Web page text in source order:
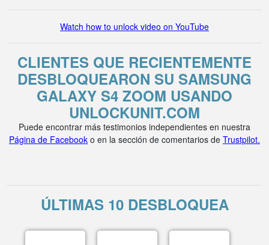
Watch how to unlock video on YouTube
CLIENTES QUE RECIENTEMENTE
DESBLOQUEARON SU SAMSUNG
GALAXY S4 ZOOM USANDO
UNLOCKUNIT.COM
Puede encontrar más testimonios independientes en nuestra
Página de Facebook o en la sección de comentarios de Trustpilot.
ÚLTIMAS 10 DESBLOQUEA